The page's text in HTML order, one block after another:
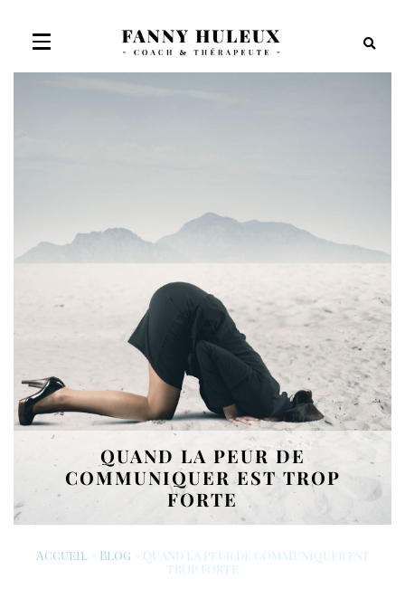
QUAND LA PEUR DE
COMMUNIQUER EST TROP
FORTE
Accueil » Blog » Quand la peur de communiquer est
trop forte